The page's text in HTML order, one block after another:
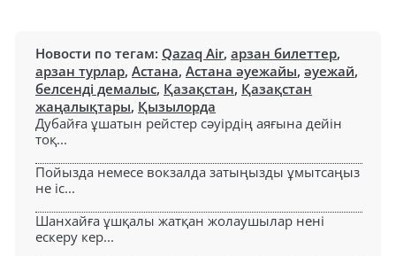
Новости по тегам: Qazaq Air, арзан билеттер,
арзан турлар, Астана, Астана әуежайы, әуежай,
белсенді демалыс, Қазақстан, Қазақстан
жаңалықтары, Қызылорда
Дубайға ұшатын рейстер сәуірдің аяғына дейін
тоқ...
Пойызда немесе вокзалда затыңызды ұмытсаңыз
не іс...
Шанхайға ұшқалы жатқан жолаушылар нені
ескеру кер...